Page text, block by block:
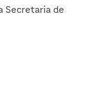
Secretaria de